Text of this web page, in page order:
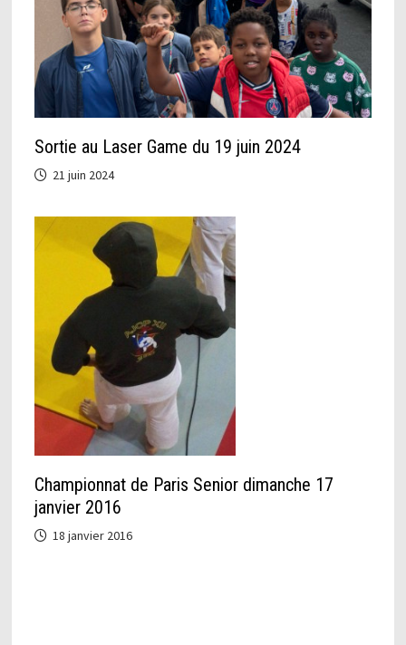
Sortie au Laser Game du 19 juin 2024
21 juin 2024
Championnat de Paris Senior dimanche 17
janvier 2016
18 janvier 2016